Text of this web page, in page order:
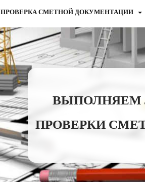
ПРОВЕРКА СМЕТНОЙ ДОКУМЕНТАЦИИ
ВЫПОЛНЯЕМ
ПРОВЕРКИ